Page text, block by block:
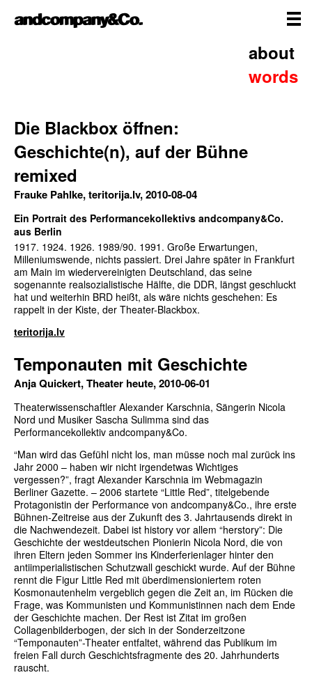
to
andcompany&Co
about
words
Die Blackbox öffnen:
Geschichte(n), auf der Bühne
remixed
Frauke Pahlke, teritorija.lv, 2010-08-04
Ein Portrait des Performancekollektivs andcompany&Co.
aus Berlin
1917. 1924. 1926. 1989/90. 1991. Große Erwartungen,
Milleniumswende, nichts passiert. Drei Jahre später in Frankfurt
am Main im wiedervereinigten Deutschland, das seine
sogenannte realsozialistische Hälfte, die DDR, längst geschluckt
hat und weiterhin BRD heißt, als wäre nichts geschehen: Es
rappelt in der Kiste, der Theater-Blackbox.
teritorija.lv
Temponauten mit Geschichte
Anja Quickert, Theater heute, 2010-06-01
Theaterwissenschaftler Alexander Karschnia, Sängerin Nicola
Nord und Musiker Sascha Sulimma sind das
Performancekollektiv andcompany&Co.
“Man wird das Gefühl nicht los, man müsse noch mal zurück ins
Jahr 2000 – haben wir nicht irgendetwas Wichtiges
vergessen?”, fragt Alexander Karschnia im Webmagazin
Berliner Gazette. – 2006 startete “Little Red”, titelgebende
Protagonistin der Performance von andcompany&Co., ihre erste
Bühnen-Zeitreise aus der Zukunft des 3. Jahrtausends direkt in
die Nachwendezeit. Dabei ist history vor allem “herstory”: Die
Geschichte der westdeutschen Pionierin Nicola Nord, die von
ihren Eltern jeden Sommer ins Kinderferienlager hinter den
antiimperialistischen Schutzwall geschickt wurde. Auf der Bühne
rennt die Figur Little Red mit überdimensioniertem roten
Kosmonautenhelm vergeblich gegen die Zeit an, im Rücken die
Frage, was Kommunisten und Kommunistinnen nach dem Ende
der Geschichte machen. Der Rest ist Zitat im großen
Collagenbilderbogen, der sich in der Sonderzeitzone
“Temponauten”-Theater entfaltet, während das Publikum im
freien Fall durch Geschichtsfragmente des 20. Jahrhunderts
rauscht.